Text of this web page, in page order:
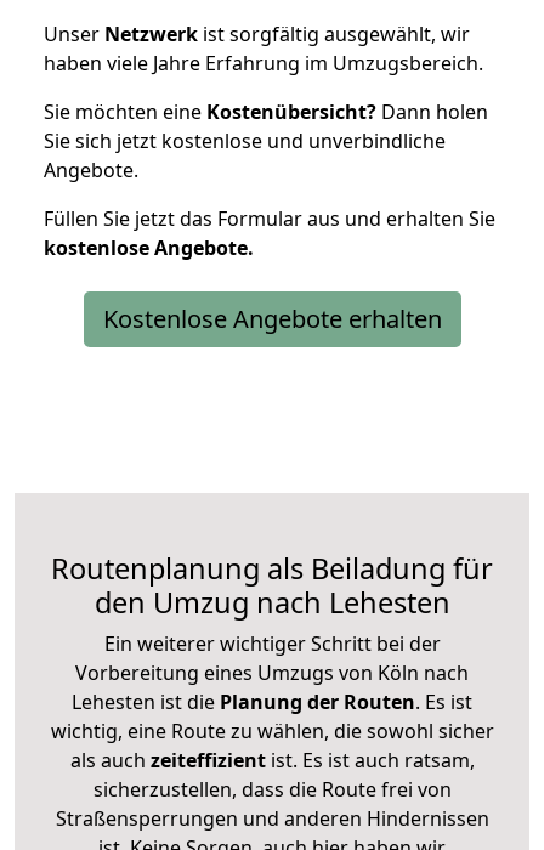
Unser Netzwerk ist sorgfältig ausgewählt, wir
haben viele Jahre Erfahrung im Umzugsbereich.
Sie möchten eine Kostenübersicht? Dann holen
Sie sich jetzt kostenlose und unverbindliche
Angebote.
Füllen Sie jetzt das Formular aus und erhalten Sie
kostenloseAngebote.
Kostenlose Angebote erhalten
Routenplanung als Beiladung für
den Umzug nach Lehesten
Ein weiterer wichtiger Schritt bei der
Vorbereitung eines Umzugs von Köln nach
Lehesten ist die Planung der Routen. Es ist
wichtig, eine Route zu wählen, die sowohl sicher
als auch zeiteffizientist. Es ist auch ratsam,
sicherzustellen, dass die Route frei von
Straßensperrungen und anderen Hindernissen